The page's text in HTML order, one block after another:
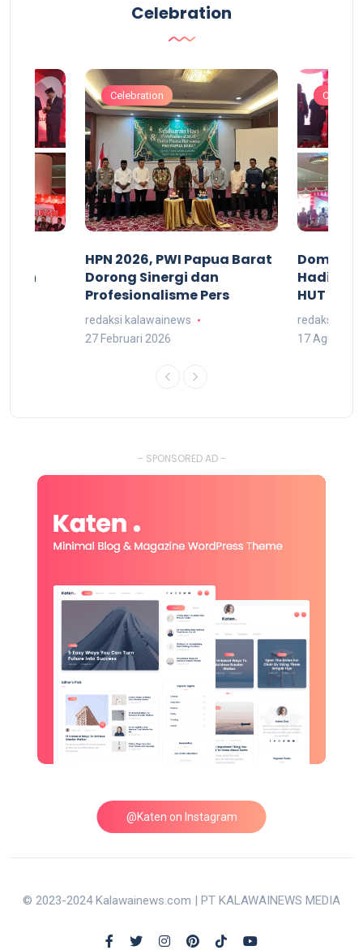
Celebration
Celebration
HPN 2026, PWI Papua Barat
Dorong Sinergi dan
Profesionalisme Pers
redaksi kalawainews
27 Februari 2026
Hadiri
HUT RI
redaksi
17 Agustus
- SPONSORED AD -
@Katen on Instagram
© 2023-2024 Kalawainews.com | PT KALAWAINEWS MEDIA